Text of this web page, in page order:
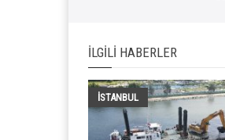
İLGILI HABERLER
İSTANBUL